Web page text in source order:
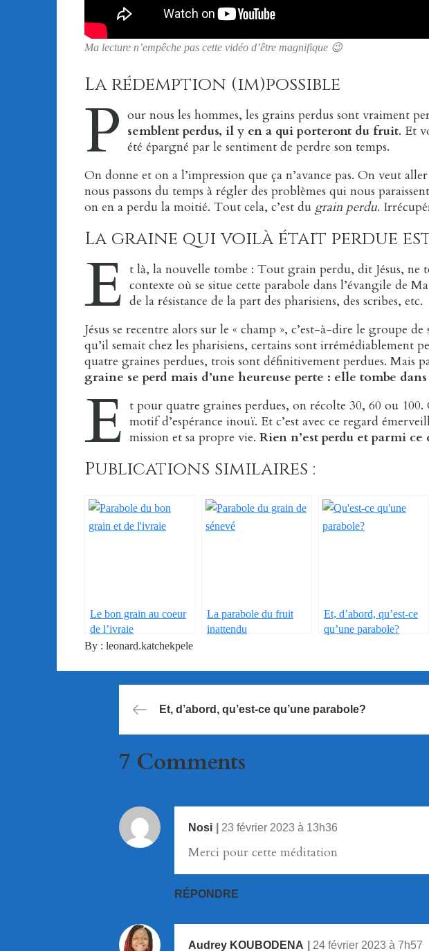
Ma lecture n’empêche pas cette vidéo d’être magnifique 😉
La rédemption (im)possible
P our nous les hommes, les grains perdus sont vraiment
semblent perdus, il y en a qui porteront du fruit. Et
été épargné par le sentiment de perdre son temps.
On donne et on a l’impression que ça n’avance pas. On veut
nous passons du temps à régler des problèmes qui nous
on en a perdu la moitié. Tout cela, c’est du grain perdu.
La graine qui voilà était perdue
E t là, la nouvelle tombe : Tout grain perdu, dit Jésus, ne
contexte où se situe cette parabole dans l’évangile de
de la résistance de la part des pharisiens, des scribes, etc.
Jésus se recentre alors sur le « champ », c’est-à-dire le groupe
qu’il semait chez les pharisiens, certains sont
quatre graines perdues, trois sont définitivement perdues. Mais
graine se perd mais d’une heureuse perte : elle tombe
E t pour quatre graines perdues, on récolte 30, 60 ou
motif d’espérance inouï. Et c’est avec ce regard
mission et sa propre vie. Rien n’est perdu et parmi
Publications similaires :
Le bon grain au coeur
de l’ivraie
La parabole du fruit
inattendu
Et, d’abord, qu’est-ce
qu’une parabole?
By : leonard.katchekpele
Navigation
Et, d’abord, qu’est-ce qu’une parabole?
7 Comments
Nosi 23 février 2023 à 13h36
Merci pour cette méditation
RÉPONDRE
Audrey KOUBODENA 24 février 2023 à 7h57